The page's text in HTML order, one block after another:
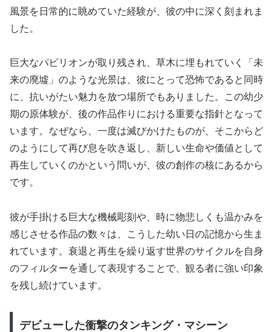
風景を日常的に眺めていた経験が、彼の中に深く刻まれま
した。
巨大なパビリオンが取り残され、草木に埋もれていく「未
来の廃墟」のような光景は、彼にとって恐怖であると同時
に、抗いがたい魅力を放つ場所でもありました。この幼少
期の原体験が、後の作品作りにおける重要な指針となって
います。なぜなら、一度は滅びかけたものが、そこからど
のようにして再び息を吹き返し、新しい生命や価値として
再生していくのかという問いが、彼の創作の核にあるから
です。
彼が手掛ける巨大な機械彫刻や、時に物悲しくも温かみを
感じさせる作品の数々は、こうした幼い日の記憶から生ま
れています。衰退と再生を繰り返す世界のサイクルを自身
のフィルターを通して表現することで、観る者に強い印象
を残し続けています。
デビューした衝撃のタンキング・マシーン